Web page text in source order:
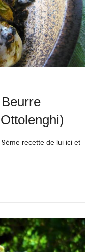
recette de lui ici et